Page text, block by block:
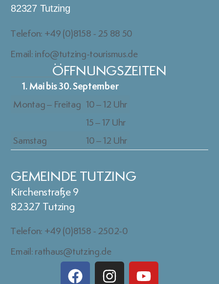
82327 Tutzing
Telefon: +49 (0)8158 - 25 88 50
Email: info@tutzing-tourismus.de
ÖFFNUNGSZEITEN
1. Mai bis 30. September
Montag – Freitag 10 – 12 Uhr
15 – 17 Uhr
Samstag
10 – 12 Uhr
GEMEINDE TUTZING
Kirchenstraße 9
82327 Tutzing
Telefon: +49 (0)8158 - 2502-0
Email: rathaus@tutzing.de